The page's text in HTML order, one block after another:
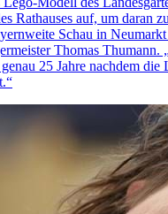
Rathauses auf, um daran
Schau in
Thomas Thumann.
25 Jahre nachdem